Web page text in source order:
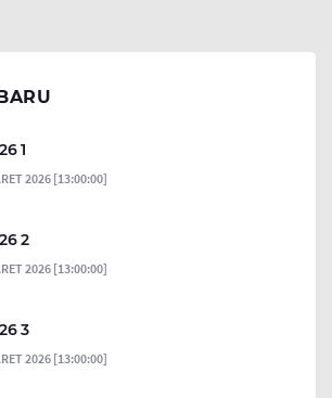
1
2026 [13:00:00]
2
2026 [13:00:00]
3
2026 [13:00:00]